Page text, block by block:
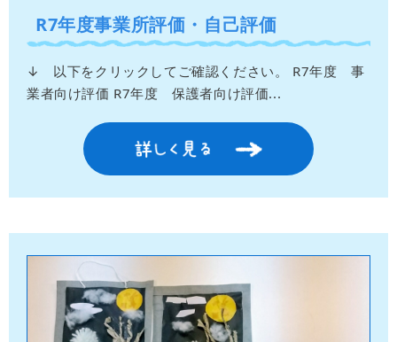
R7年度事業所評価・自己評価
↓ 以下をクリックしてご確認ください。 R7年度 事
業者向け評価 R7年度 保護者向け評価...